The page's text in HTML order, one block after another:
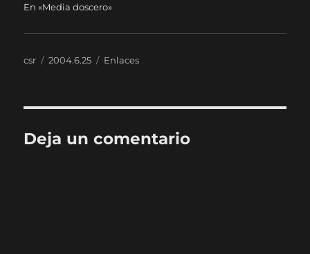
En «Media doscero»
Autor
csr
Publicado
2004.6.25 Categorías
Enlaces
Deja un comentario